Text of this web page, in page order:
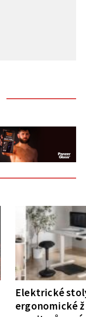
Elektrické
ergonomické